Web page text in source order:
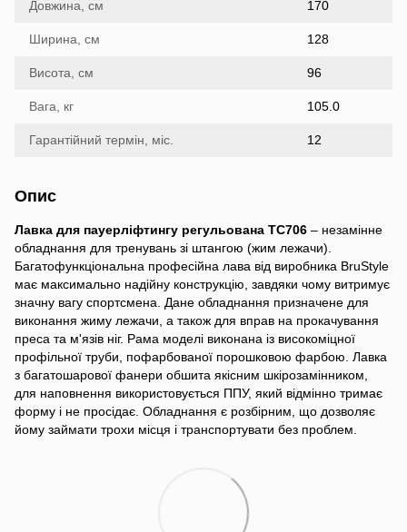
Довжина, см 170
Ширина, см 128
Висота, см 96
Вага, кг 105.0
Гарантійний термін, міс. 12
Опис
Лавка для пауерліфтингу регульована TC706 – незамінне
обладнання для тренувань зі штангою (жим лежачи).
Багатофункціональна професійна лава від виробника BruStyle
має максимально надійну конструкцію, завдяки чому витримує
значну вагу спортсмена. Дане обладнання призначене для
виконання жиму лежачи, а також для вправ на прокачування
преса та м'язів ніг. Рама моделі виконана із високоміцної
профільної труби, пофарбованої порошковою фарбою. Лавка
з багатошарової фанери обшита якісним шкірозамінником,
для наповнення використовується ППУ, який відмінно тримає
форму і не просідає. Обладнання є розбірним, що дозволяє
йому займати трохи місця і транспортувати без проблем.